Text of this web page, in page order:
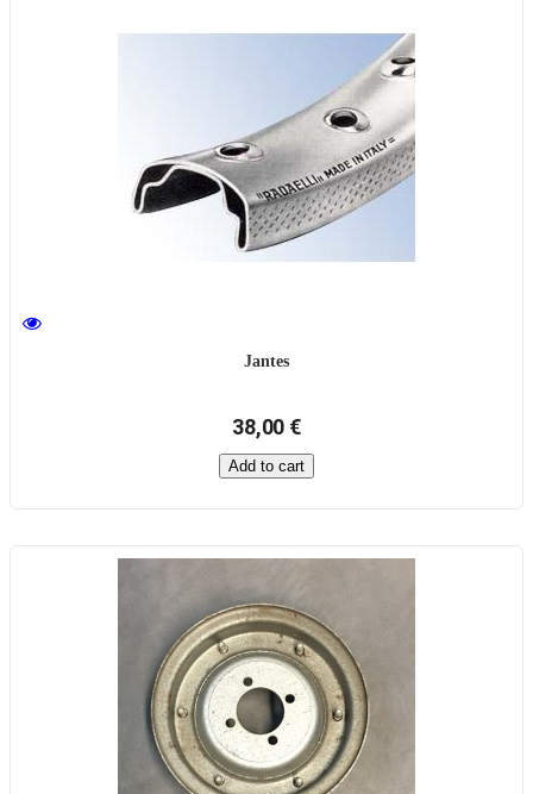
Jantes
38,00 €
Add to cart